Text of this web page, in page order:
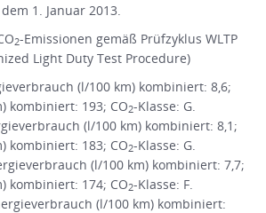
1. Januar 2013.
2-Emissionen gemäß Prüfzyklus WLTP
Light Duty Test Procedure)
(l/100 km) kombiniert: 8,6;
kombiniert: 193; CO2-Klasse: G.
(l/100 km) kombiniert: 8,1;
kombiniert: 183; CO2-Klasse: G.
(l/100 km) kombiniert: 7,7;
kombiniert: 174; CO2-Klasse: F.
(l/100 km) kombiniert: